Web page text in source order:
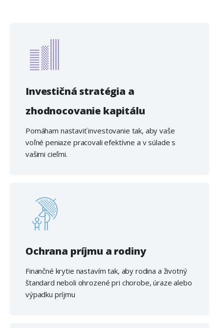
Investičná stratégia a
zhodnocovanie kapitálu
Pomáham nastaviť investovanie tak, aby vaše
voľné peniaze pracovali efektívne a v súlade s
vašimi cieľmi.
Ochrana príjmu a rodiny
Finančné krytie nastavím tak, aby rodina a životný
štandard neboli ohrozené pri chorobe, úraze alebo
výpadku príjmu